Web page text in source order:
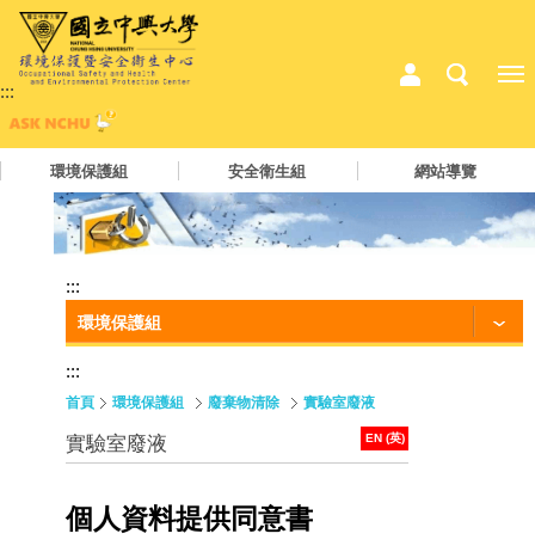
:::
環境保護組 安全衛生組 網站導覽
:::
環境保護組
:::
首頁 環境保護組 廢棄物清除 實驗室廢液
EN (英)
實驗室廢液
個人資料提供同意書